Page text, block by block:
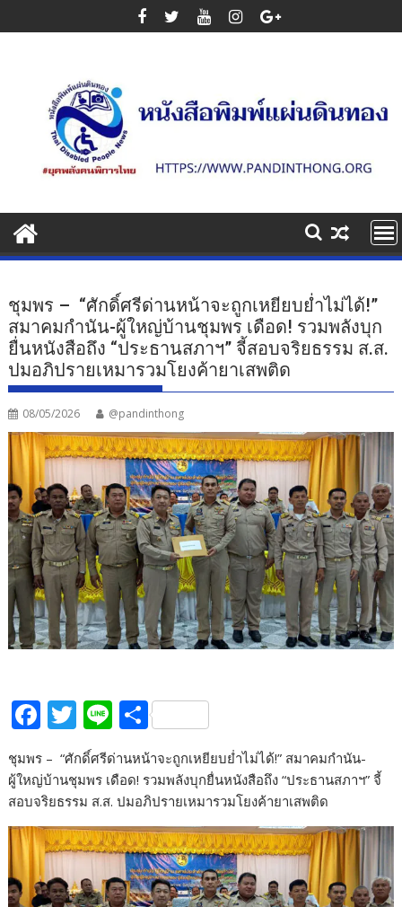
to
ชุมพร – “ศักดิ์ศรีด่านหน้าจะถูกเหยียบย่ำไม่ได้!”
สมาคมกำนัน-ผู้ใหญ่บ้านชุมพร เดือด! รวมพลังบุก
ยื่นหนังสือถึง “ประธานสภาฯ” จี้สอบจริยธรรม ส.ส.
ปมอภิปรายเหมารวมโยงค้ายาเสพติด
08/05/2026 @pandinthong
F
ac
e
b
o
o
k
T
w
itt
er
Li
n
e
S
h
ar
e
ชุมพร – “ศักดิ์ศรีด่านหน้าจะถูกเหยียบย่ำไม่ได้!” สมาคมกำนัน-
ผู้ใหญ่บ้านชุมพร เดือด! รวมพลังบุกยื่นหนังสือถึง “ประธานสภาฯ” จี้
สอบจริยธรรม ส.ส. ปมอภิปรายเหมารวมโยงค้ายาเสพติด